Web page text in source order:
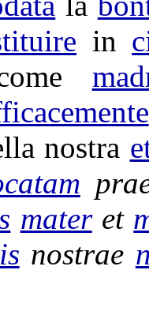
in
nostra
materet
nostrae